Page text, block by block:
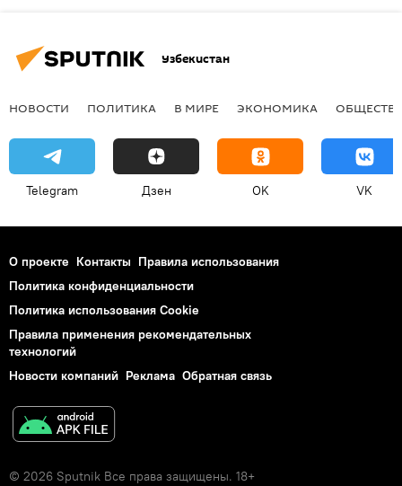
Узбекистан
НОВОСТИ ПОЛИТИКА В МИРЕ ЭКОНОМИКА
Telegram Дзен OK VK
О проекте Контакты Правила использования
Политика конфиденциальности
Политика использования Cookie
Правила применения рекомендательных
технологий
Новости компаний Реклама Обратная связь
© 2026 Sputnik Все права защищены. 18+